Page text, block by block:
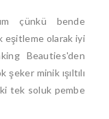
çünkü bende
eşitleme olarak iyi
Beauties'den
minik ışıltılı
tek soluk pembe